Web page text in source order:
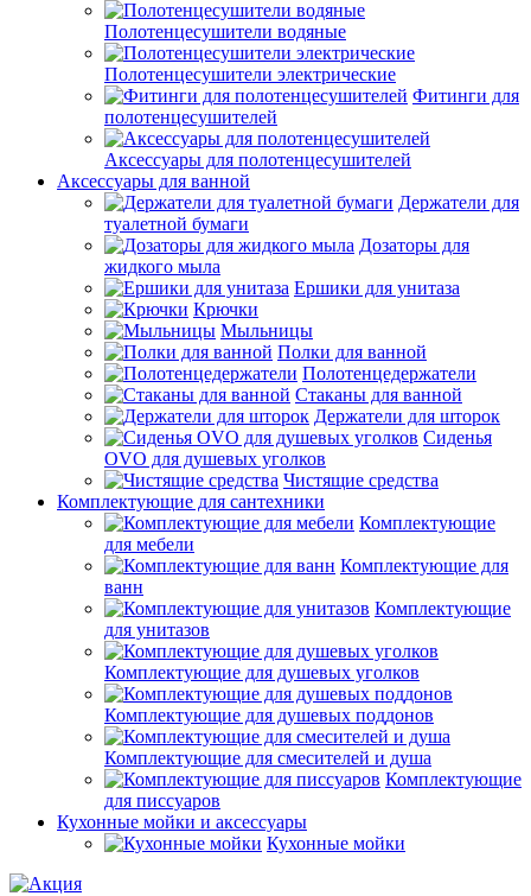
Полотенцесушители водяные
Полотенцесушители электрические
Фитинги для
полотенцесушителей
Аксессуары для полотенцесушителей
Аксессуары для ванной
Держатели для
туалетной бумаги
Дозаторы для
жидкого мыла
Ершики для унитаза
Крючки
Мыльницы
Полки для ванной
Полотенцедержатели
Стаканы для ванной
Держатели для шторок
Сиденья
OVO для душевых уголков
Чистящие средства
Комплектующие для сантехники
Комплектующие
для мебели
Комплектующие для
ванн
Комплектующие
для унитазов
Комплектующие для душевых уголков
Комплектующие для душевых поддонов
Комплектующие для смесителей и душа
Комплектующие
для писсуаров
Кухонные мойки и аксессуары
Кухонные мойки